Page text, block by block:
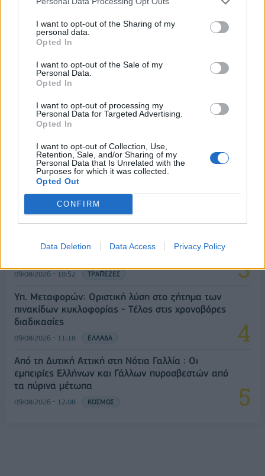
I want to opt-out of the Sharing of my
personal data.
Opted In
I want to opt-out of the Sale of my
Personal Data.
Opted In
I want to opt-out of processing my
Personal Data for Targeted Advertising.
Opted In
I want to opt-out of Collection, Use,
Retention, Sale, and/or Sharing of my
Personal Data that Is Unrelated with the
Purposes for which it was collected.
Opted Out
CONFIRM
Data Deletion Data Access Privacy Policy
ΔΗΜΟΦΙΛΗ
Αλ. Τσίπρας: Στις 2 Σεπτεμβρίου η παρουσίαση του
οικονομικού προγράμματος της ΕΛ.Α.Σ. στη
Θεσσαλονίκη
09/08/2026 - 10:03 ΠΟΛΙΤΙΚΗ
Ισπανία – Ιταλία: Κλιμακώνεται η αντιπαράθεση
για το μεταναστευτικό με αμοιβαίους συνοριακούς
ελέγχους
- Η «ακτινογραφία» της κερδοφορίας των
09/08/2026 - 10:52 ΤΡΑΠΕΖΕΣ
Υπ. Μεταφορών: Οριστική λύση στο ζήτημα των
πινακίδων κυκλοφορίας - Τέλος στις χρονοβόρες
διαδικασίες
09/08/2026 - 11:18 ΕΛΛΑΔΑ
Από τη Δυτική Αττική στη Νότια Γαλλία : Οι
εμπειρίες Ελλήνων και Γάλλων πυροσβεστών από
τα πύρινα μέτωπα
09/08/2026 - 12:08 ΚΟΣΜΟΣ